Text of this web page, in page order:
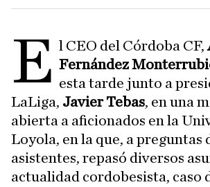
E l CEO del Córdoba CF,
Fernández
esta tarde junto a
LaLiga, Javier Tebas, en una
abierta a aficionados en la
Loyola, en la que, a preguntas
asistentes, repasó diversos
actualidad cordobesista, caso